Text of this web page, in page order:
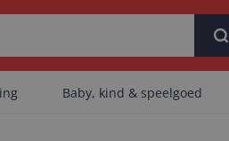
Baby, kind & speelgoed